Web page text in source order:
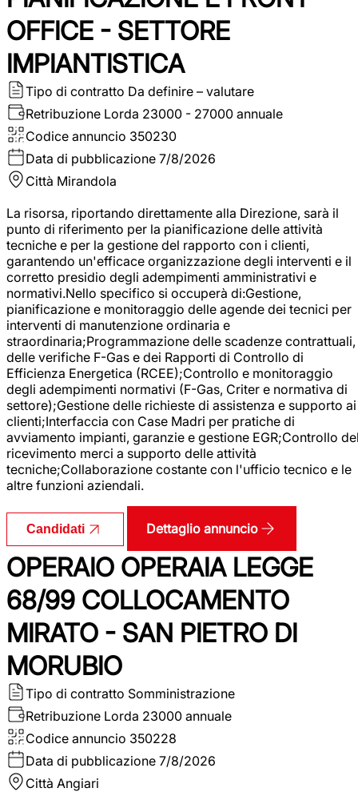
OFFICE - SETTORE
IMPIANTISTICA
Tipo di contratto Da definire – valutare
Retribuzione Lorda 23000 - 27000 annuale
Codice annuncio 350230
Data di pubblicazione 7/8/2026
Città Mirandola
La risorsa, riportando direttamente alla Direzione, sarà il
punto di riferimento per la pianificazione delle attività
tecniche e per la gestione del rapporto con i clienti,
garantendo un'efficace organizzazione degli interventi e il
corretto presidio degli adempimenti amministrativi e
normativi.Nello specifico si occuperà di:Gestione,
pianificazione e monitoraggio delle agende dei tecnici per
interventi di manutenzione ordinaria e
straordinaria;Programmazione delle scadenze contrattuali,
delle verifiche F-Gas e dei Rapporti di Controllo di
Efficienza Energetica (RCEE);Controllo e monitoraggio
degli adempimenti normativi (F-Gas, Criter e normativa di
settore);Gestione delle richieste di assistenza e supporto ai
clienti;Interfaccia con Case Madri per pratiche di
avviamento impianti, garanzie e gestione EGR;Controllo
ricevimento merci a supporto delle attività
tecniche;Collaborazione costante con l'ufficio tecnico e le
altre funzioni aziendali.
Candidati Dettaglio annuncio
OPERAIO OPERAIA LEGGE
68/99 COLLOCAMENTO
MIRATO - SAN PIETRO DI
MORUBIO
Tipo di contratto Somministrazione
Retribuzione Lorda 23000 annuale
Codice annuncio 350228
Data di pubblicazione 7/8/2026
Città Angiari